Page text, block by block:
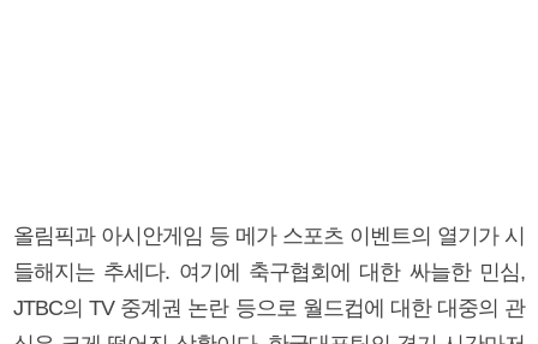
올림픽과 아시안게임 등 메가 스포츠 이벤트의 열기가 시
들해지는 추세다. 여기에 축구협회에 대한 싸늘한 민심,
JTBC의 TV 중계권 논란 등으로 월드컵에 대한 대중의 관